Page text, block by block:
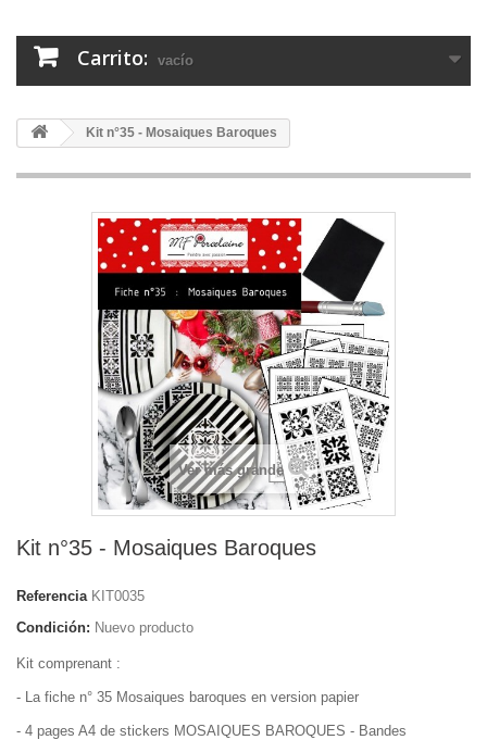
Carrito: vacío
Kit n°35 - Mosaiques Baroques
Ver más grande
Kit n°35 - Mosaiques Baroques
Referencia KIT0035
Condición: Nuevo producto
Kit comprenant :
- La fiche n° 35 Mosaiques baroques en version papier
- 4 pages A4 de stickers MOSAIQUES BAROQUES - Bandes